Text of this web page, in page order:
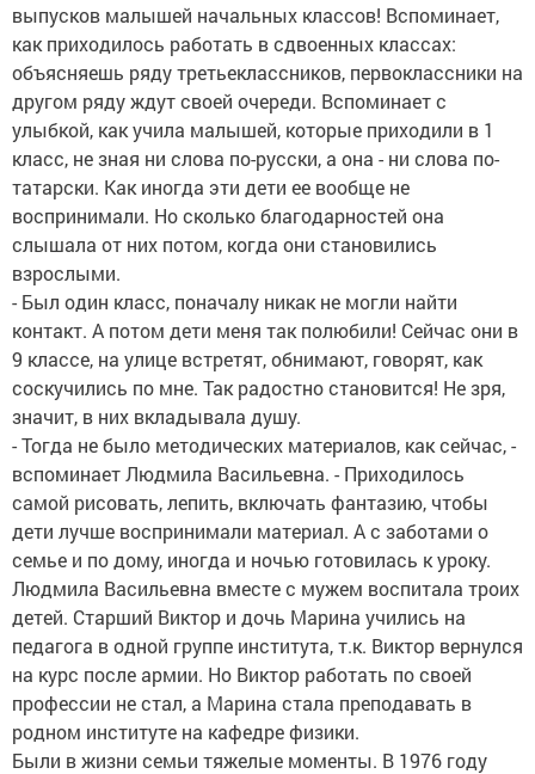
выпусков малышей начальных классов! Вспоминает,
как приходилось работать в сдвоенных классах:
объясняешь ряду третьеклассников, первоклассники на
другом ряду ждут своей очереди. Вспоминает с
улыбкой, как учила малышей, которые приходили в 1
класс, не зная ни слова по-русски, а она - ни слова по-
татарски. Как иногда эти дети ее вообще не
воспринимали. Но сколько благодарностей она
слышала от них потом, когда они становились
взрослыми.
- Был один класс, поначалу никак не могли найти
контакт. А потом дети меня так полюбили! Сейчас они в
9 классе, на улице встретят, обнимают, говорят, как
соскучились по мне. Так радостно становится! Не зря,
значит, в них вкладывала душу.
- Тогда не было методических материалов, как сейчас, -
вспоминает Людмила Васильевна. - Приходилось
самой рисовать, лепить, включать фантазию, чтобы
дети лучше воспринимали материал. А с заботами о
семье и по дому, иногда и ночью готовилась к уроку.
Людмила Васильевна вместе с мужем воспитала троих
детей. Старший Виктор и дочь Марина учились на
педагога в одной группе института, т.к. Виктор вернулся
на курс после армии. Но Виктор работать по своей
профессии не стал, а Марина стала преподавать в
родном институте на кафедре физики.
Были в жизни семьи тяжелые моменты. В 1976 году